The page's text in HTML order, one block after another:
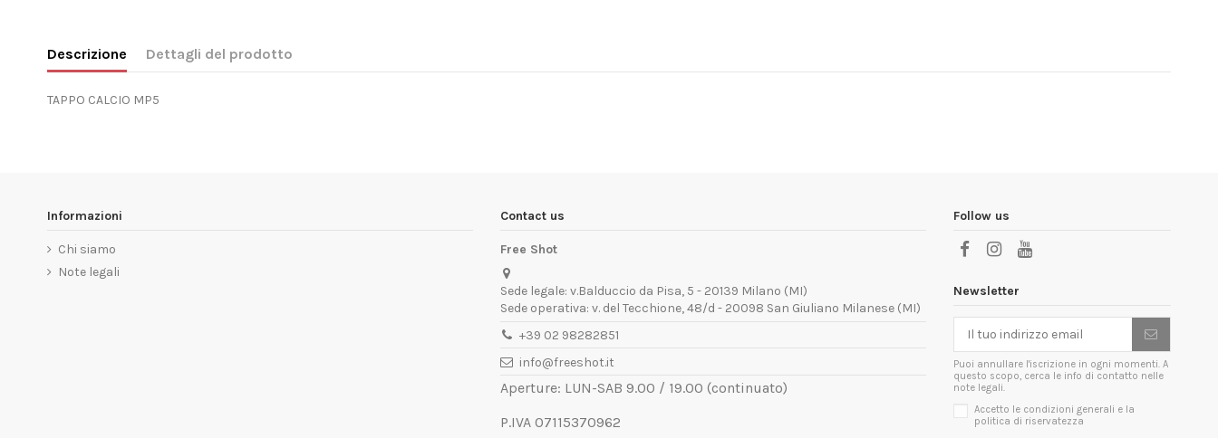
Descrizione Dettagli del prodotto
TAPPO CALCIO MP5
Informazioni
Chi siamo
Note legali
Contact us
Free Shot
Sede legale: v.Balduccio da Pisa, 5 - 20139 Milano (MI)
Sede operativa: v. del Tecchione, 48/d - 20098 San Giuliano Milanese (MI)
+39 02 98282851
info@freeshot.it
Aperture: LUN-SAB 9.00 / 19.00 (continuato)
P.IVA 07115370962
Follow us
Newsletter
Puoi annullare l'iscrizione in ogni momenti. A
questo scopo, cerca le info di contatto nelle
note legali.
Accetto le condizioni generali e la
politica di riservatezza